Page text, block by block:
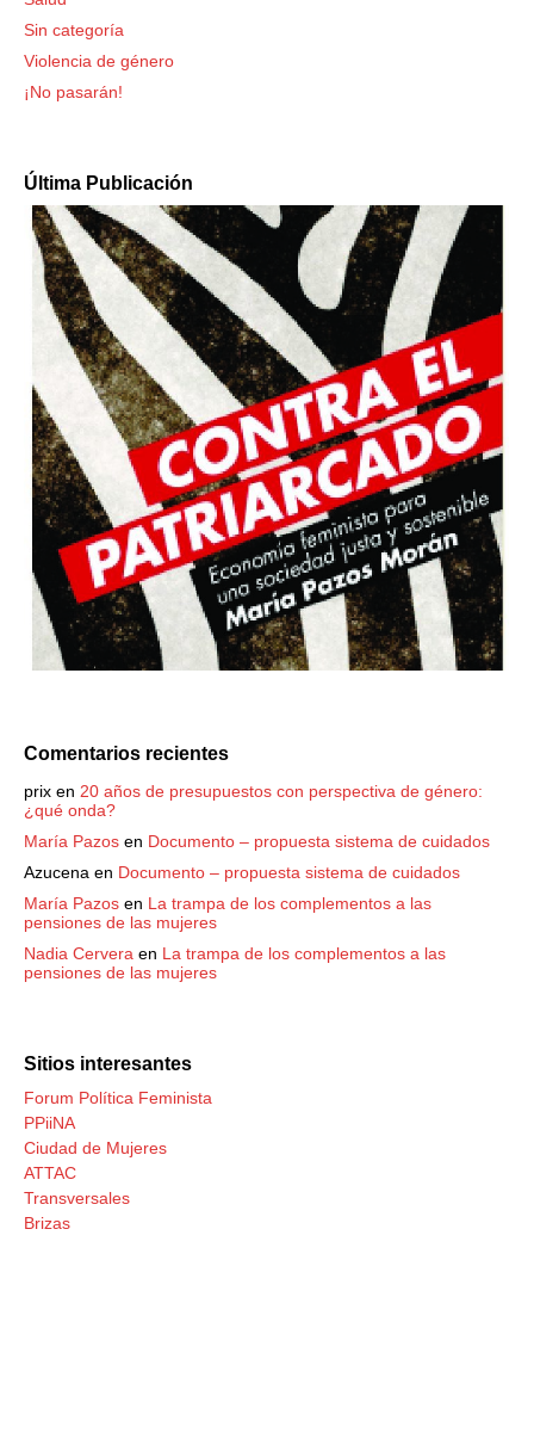
Sin categoría
Violencia de género
¡No pasarán!
Última Publicación
Comentarios recientes
prix en 20 años de presupuestos con perspectiva de género:
¿qué onda?
María Pazos en Documento – propuesta sistema de cuidados
Azucena en Documento – propuesta sistema de cuidados
María Pazos en La trampa de los complementos a las
pensiones de las mujeres
Nadia Cervera en La trampa de los complementos a las
pensiones de las mujeres
Sitios interesantes
Forum Política Feminista
PPiiNA
Ciudad de Mujeres
ATTAC
Transversales
Brizas